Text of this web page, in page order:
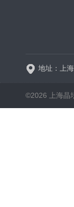
地址：上
©2026 上海晶